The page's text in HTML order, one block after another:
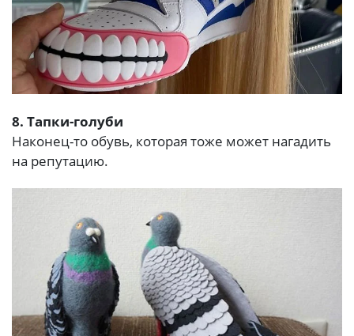
8. Тапки-голуби
Наконец-то обувь, которая тоже может нагадить
на репутацию.